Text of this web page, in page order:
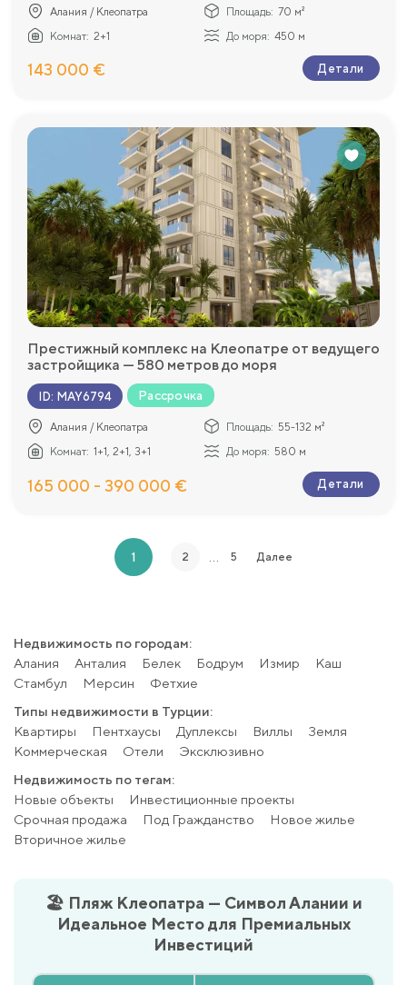
Алания / Клеопатра Площадь: 70 м²
Комнат: 2+1 До моря: 450 м
143 000 € Детали
Престижный комплекс на Клеопатре от ведущего
застройщика — 580 метров до моря
ID: MAY6794 Рассрочка
Алания / Клеопатра Площадь: 55-132 м²
Комнат: 1+1, 2+1, 3+1 До моря: 580 м
165 000 - 390 000 € Детали
1 2 … 5 Далее
Недвижимость по городам:
Алания
Анталия Белек Бодрум Измир
Каш
Стамбул
Мерсин
Фетхие
Типы недвижимости в Турции:
Квартиры
Пентхаусы Дуплексы Виллы
Земля
Коммерческая
Отели
Эксклюзивно
Недвижимость по тегам:
Новые объекты
Инвестиционные проекты
Срочная продажа
Под Гражданство
Новое жилье
Вторичное жилье
🏖️ Пляж Клеопатра — Символ Алании и
Идеальное Место для Премиальных
Инвестиций